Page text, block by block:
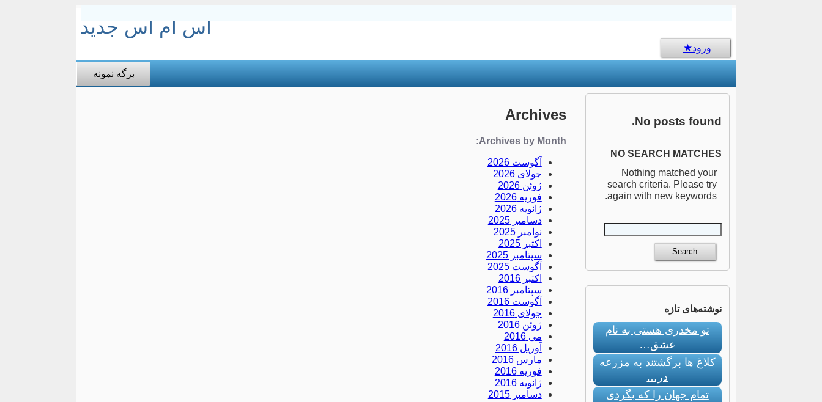
اس ام اس جدید
ورود
برگه نمونه
Archives
Archives by Month:
آگوست 2026
جولای 2026
ژوئن 2026
فوریه 2026
ژانویه 2026
دسامبر 2025
نوامبر 2025
اکتبر 2025
سپتامبر 2025
آگوست 2025
اکتبر 2016
سپتامبر 2016
آگوست 2016
جولای 2016
ژوئن 2016
می 2016
آوریل 2016
مارس 2016
فوریه 2016
ژانویه 2016
دسامبر 2015
No posts found.
NO SEARCH MATCHES
Nothing matched your
search criteria. Please try
again with new keywords.
نوشته‌های تازه
تو مخدری هستی به نام
عشق…
کلاغ ها برگشتند به مزرعه
در…
تمام جهان را که بگردی